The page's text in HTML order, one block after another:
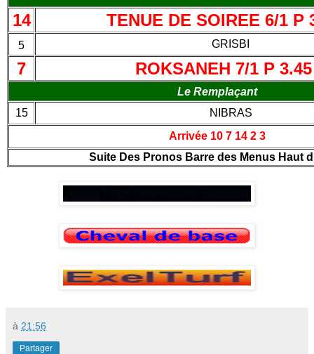
14 TENUE DE SOIREE 6/1 P
5 GRISBI
7 ROKSANEH 7/1 P
Le Remplaçant
15
NIBRAS
Arrivée 10 7 14 2 3
Suite Des Pronos Barre des Menus Haut
à 21:56
Partager